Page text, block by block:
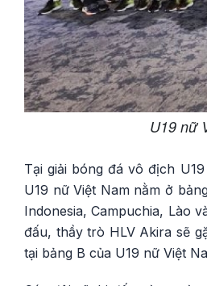
U19 nữ
Tại giải bóng đá vô địch
U19 nữ Việt Nam nằm ở
Indonesia, Campuchia, Lào
đấu, thầy trò HLV Akira sẽ
tại bảng B của U19 nữ Việt